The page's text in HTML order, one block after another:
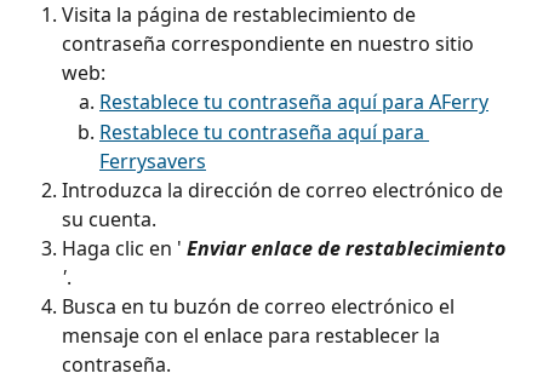
Visita la página de restablecimiento de
contraseña correspondiente en nuestro sitio
web:
Restablece tu contraseña aquí para AFerry
Restablece tu contraseña aquí para
Ferrysavers
Introduzca la dirección de correo electrónico de
su cuenta.
Haga clic en ' Enviar enlace de restablecimiento
'.
Busca en tu buzón de correo electrónico el
mensaje con el enlace para restablecer la
contraseña.